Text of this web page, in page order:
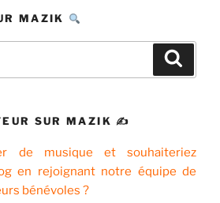
MAZIK
SUR MAZIK ✍
de musique et souhaiteriez
en rejoignant notre équipe de
bénévoles ?